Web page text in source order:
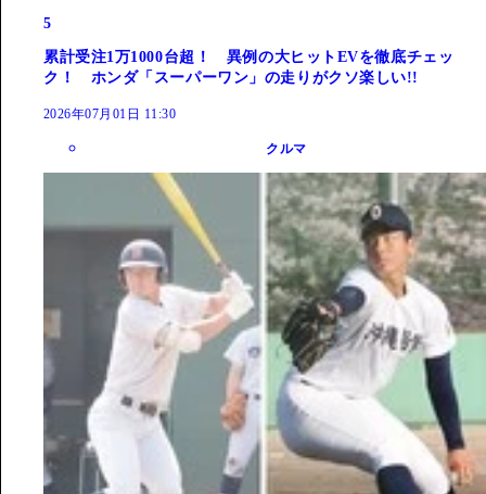
5
累計受注1万1000台超！ 異例の大ヒットEVを徹底チェッ
ク！ ホンダ「スーパーワン」の走りがクソ楽しい!!
2026年07月01日 11:30
クルマ